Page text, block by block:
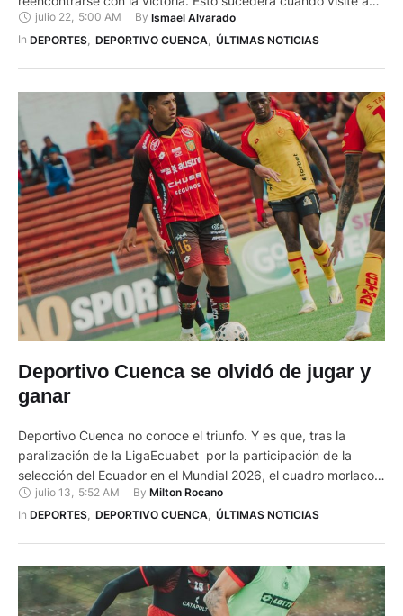
Macará, desde las 14:00, en el inicio de la jornada de este
martes por la fecha 21 de la LigaPro. El conjunto dirigido por
julio 22, 5:00 AM By Ismael Alvarado
In DEPORTES, DEPORTIVO CUENCA ÚLTIMAS NOTICIAS
Deportivo Cuenca se olvidó de jugar y
ganar
Deportivo Cuenca no conoce el triunfo. Y es que, tras la
paralización de la LigaEcuabet por la participación de la
selección del Ecuador en el Mundial 2026, el cuadro morlaco
sufre su segunda derrota consecutiva. Ayer, como dueño de
casa sucumbió por 0-1 ante Aucas, con autogol de Andrés
julio 13 5:52 AM By Milton Rocano
In DEPORTES, DEPORTIVO CUENCA, ÚLTIMAS NOTICIAS